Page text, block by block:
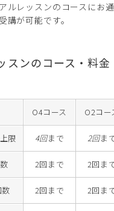
ルレッスンのコースにお
講が可能です。
スンのコース・料金
O4コース O2コー
限 4回まで 2回ま
2回まで 2回ま
2回まで 2回ま